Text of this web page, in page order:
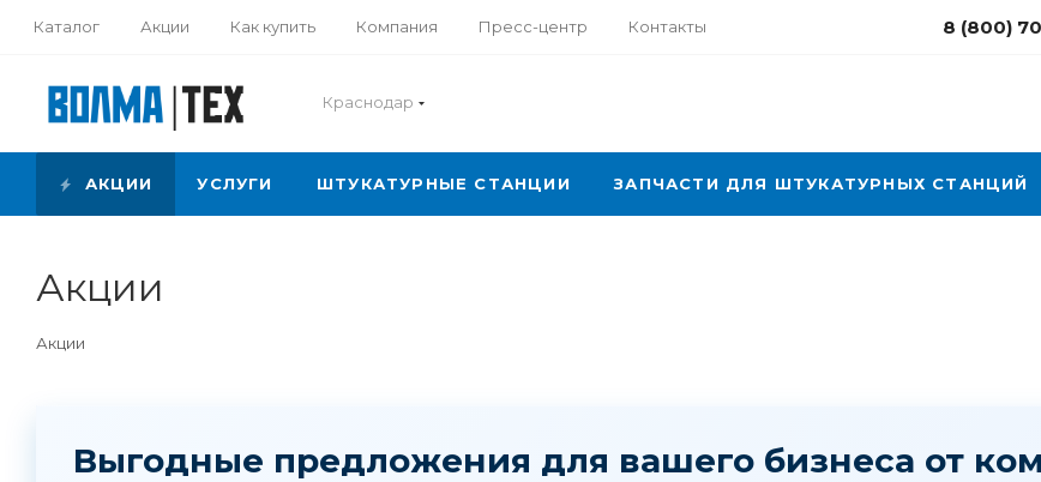
Каталог Акции Как купить Компания Пресс-центр Контакты 8 (800)
Краснодар
АКЦИИ УСЛУГИ ШТУКАТУРНЫЕ СТАНЦИИ ЗАПЧАСТИ ДЛЯ ШТУКАТУРНЫХ СТАНЦИЙ
Акции
Акции
Выгодные предложения для вашего бизнеса от